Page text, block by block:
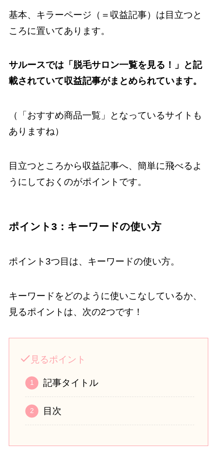
基本、キラーページ（＝収益記事）は目立つと
ころに置いてあります。
サルースでは「脱毛サロン一覧を見る！」と記
載されていて収益記事がまとめられています。
（「おすすめ商品一覧」となっているサイトも
ありますね）
目立つところから収益記事へ、簡単に飛べるよ
うにしておくのがポイントです。
ポイント3：キーワードの使い方
ポイント3つ目は、キーワードの使い方。
キーワードをどのように使いこなしているか、
見るポイントは、次の2つです！
見るポイント
記事タイトル
目次